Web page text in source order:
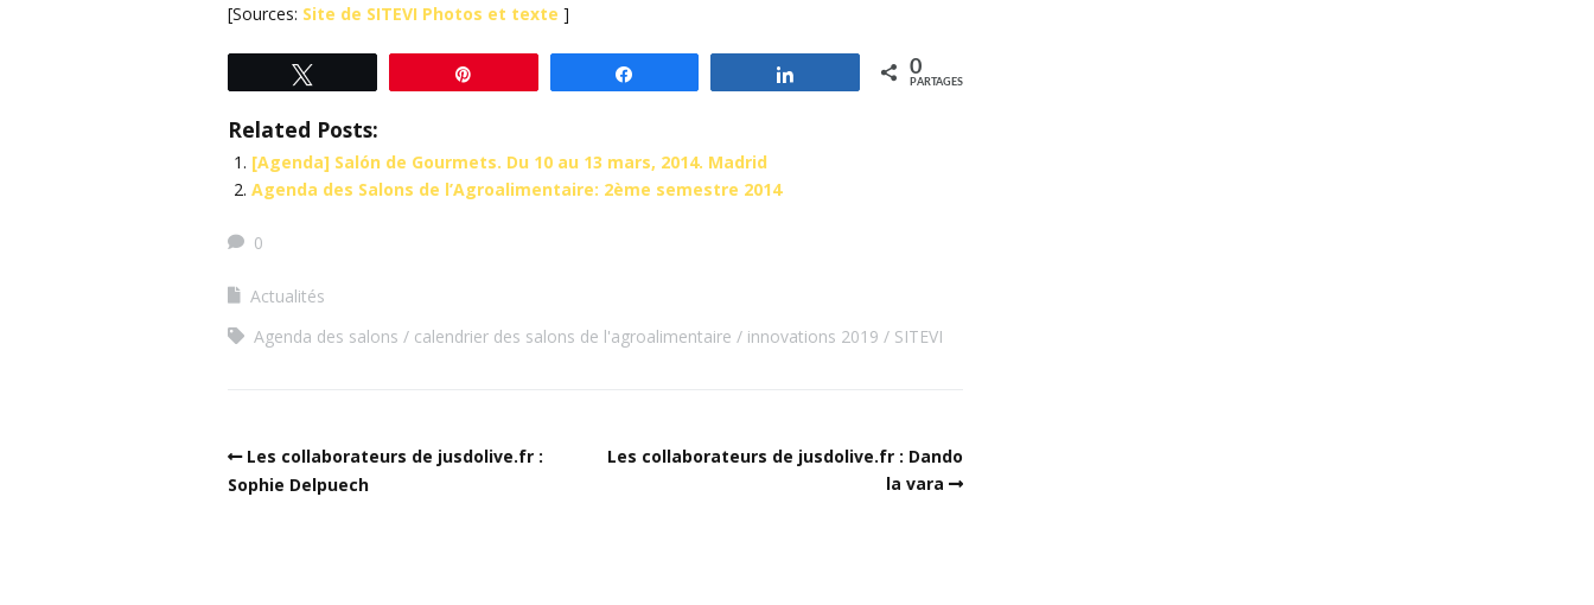
[Sources: Site de SITEVI Photos et texte ]
0
PARTAGES
Related Posts:
[Agenda] Salón de Gourmets. Du 10 au 13 mars, 2014. Madrid
Agenda des Salons de l’Agroalimentaire: 2ème semestre 2014
0
Actualités
Agenda des salons
calendrier des salons de l'agroalimentaire innovations 2019 SITEVI
Les collaborateurs de jusdolive.fr :
Sophie Delpuech
Les collaborateurs de jusdolive.fr : Dando
la vara